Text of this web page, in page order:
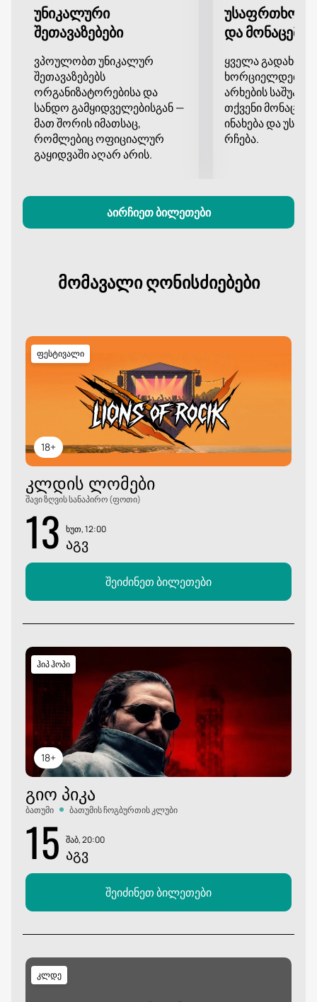
ველების მარტოობაში" საკუთარი აზრი!
უნიკალური
შეთავაზებები
ვპოულობთ უნიკალურ
შეთავაზებებს
ორგანიზატორებისა და
სანდო გამყიდველებისგან —
მათ შორის იმათსაც,
რომლებიც ოფიციალურ
გაყიდვაში აღარ არის.
უსაფრთხო
და
ყველა გადახდა
ხორციელდება
არხების
თქვენი
ინახება და
რჩება.
აირჩიეთ ბილეთები
მომავალი ღონისძიებები
18+
ფესტივალი
ᲙᲚᲓᲘᲡ ᲚᲝᲛᲔᲑᲘ
შავი ზღვის სანაპირო (ფოთი)
13 ხუთ, 12:00
ᲐᲒᲕ
შეიძინეთ ბილეთები
18+
ჰიპ ჰოპი
ᲒᲘᲝ ᲞᲘᲙᲐ
ბათუმი ბათუმის ჩოგბურთის კლუბი
15 შაბ, 20:00
ᲐᲒᲕ
შეიძინეთ ბილეთები
კლდე